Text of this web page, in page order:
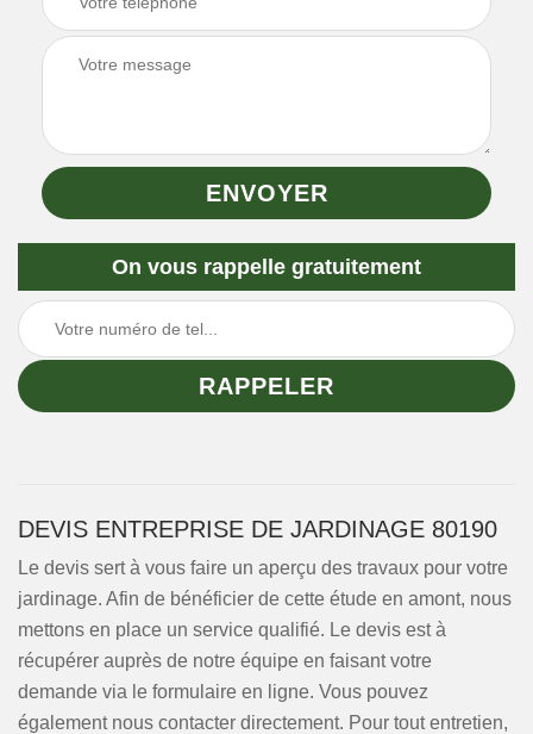
On vous rappelle gratuitement
DEVIS ENTREPRISE DE JARDINAGE 80190
Le devis sert à vous faire un aperçu des travaux pour votre
jardinage. Afin de bénéficier de cette étude en amont, nous
mettons en place un service qualifié. Le devis est à
récupérer auprès de notre équipe en faisant votre
demande via le formulaire en ligne. Vous pouvez
également nous contacter directement. Pour tout entretien,